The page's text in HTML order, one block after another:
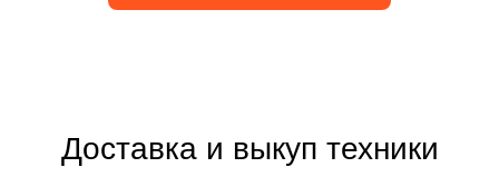
Доставка и выкуп техники